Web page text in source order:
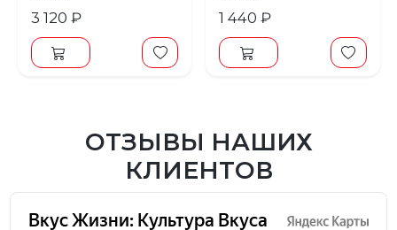
3 120 ₽ 1 440 ₽
ОТЗЫВЫ НАШИХ
КЛИЕНТОВ